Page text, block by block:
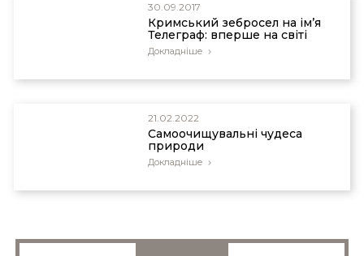
30.09.2017
Кримський зебросел на ім’я
Телеграф: вперше на світі
Докладніше
21.02.2022
Самоочищувальні чудеса
природи
Докладніше